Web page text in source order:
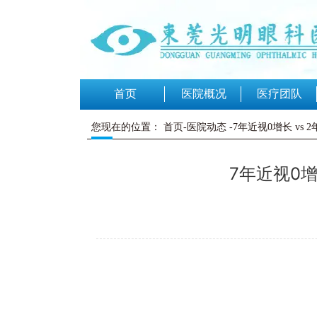
首页 医院概况 医疗团队
您现在的位置： 首页-医院动态 -7年近视0增长 vs 2
7年近视0